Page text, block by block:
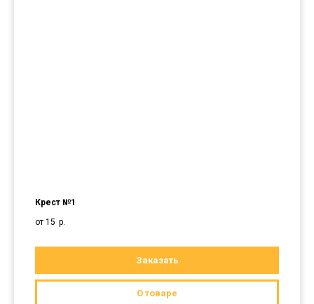
Крест №1
от 15 р.
Заказать
О товаре